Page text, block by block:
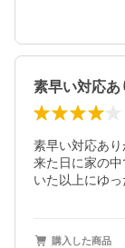
素早い対応あり
来た日に家の
いた以上にゆっ
購入した商品